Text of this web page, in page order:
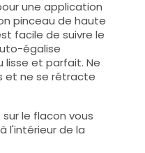
une application
pinceau de haute
facile de suivre le
égalise
lisse et parfait. Ne
et ne se rétracte
le flacon vous
l'intérieur de la